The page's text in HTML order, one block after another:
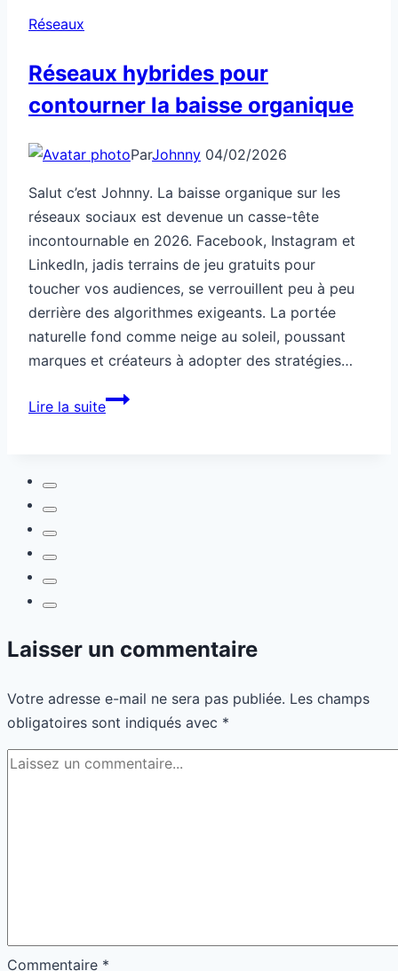
Réseaux
Réseaux hybrides pour
contourner la baisse organique
ParJohnny 04/02/2026
Salut c’est Johnny. La baisse organique sur les
réseaux sociaux est devenue un casse-tête
incontournable en 2026. Facebook, Instagram et
LinkedIn, jadis terrains de jeu gratuits pour
toucher vos audiences, se verrouillent peu à peu
derrière des algorithmes exigeants. La portée
naturelle fond comme neige au soleil, poussant
marques et créateurs à adopter des stratégies…
Lire la suiteRéseaux
Laisser un commentaire
Votre adresse e-mail ne sera pas publiée. Les champs
obligatoires sont indiqués avec *
Commentaire *